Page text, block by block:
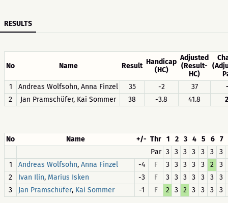
RESULTS
No Name Result Handicap
(HC)
Adjusted
(Result-
HC)
1
Andreas Wolfsohn, Anna Finzel 35 -2 37
2
Jan Pramschüfer, Kai Sommer 38 -3.8 41.8
No Name +/- Thr 1 2 3 4 5 6 7
Par 3 3 3 3 3 3
3
1
Andreas Wolfsohn, Anna Finzel -4 F 3 3 3 3 3 2
3
2
Ivan Ilin, Marius Isken -3 F 3 3 3 3 3 3
3
3
Jan Pramschüfer, Kai Sommer -1 F 2 3 2 3 3 3 3